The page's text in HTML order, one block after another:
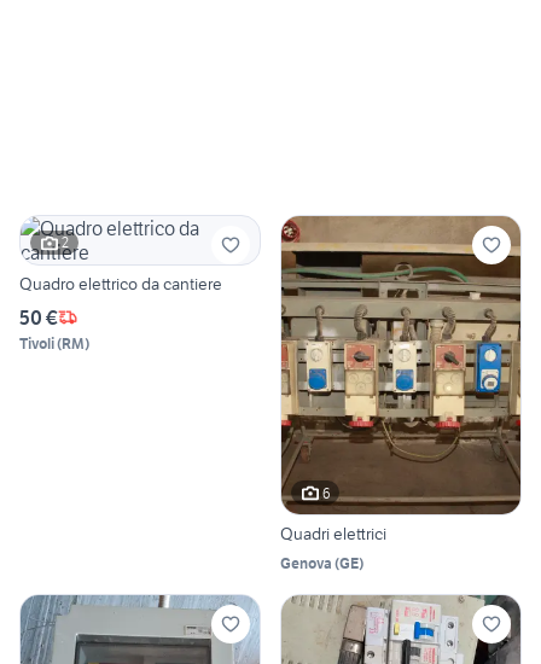
2
Quadro elettrico da cantiere
50 €
Tivoli(RM)
6
Quadri elettrici
Genova (GE)